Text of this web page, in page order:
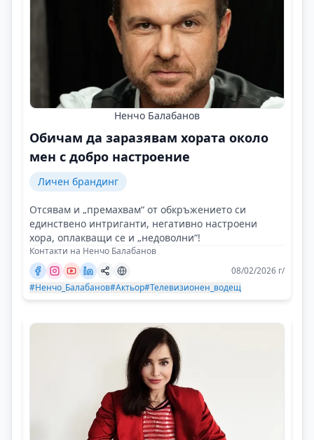
Ненчо Балабанов
Обичам да заразявам хората около
мен с добро настроение
Личен брандинг
Отсявам и „премахвам“ от обкръжението си
единствено интриганти, негативно настроени
хора, оплакващи се и „недоволни“!
Контакти на Ненчо Балабанов
08/02/2026 г/
#Ненчо_Балабанов#Актьор#Телевизионен_водещ